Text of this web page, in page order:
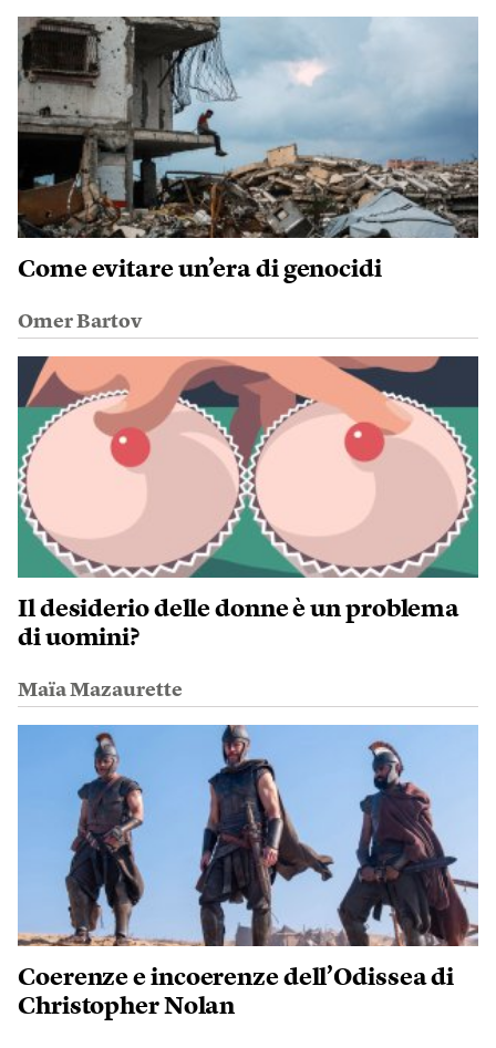
Come evitare un’era di genocidi
Omer Bartov
Il desiderio delle donne è un problema
di uomini?
Maïa Mazaurette
Coerenze e incoerenze dell’Odissea di
Christopher Nolan